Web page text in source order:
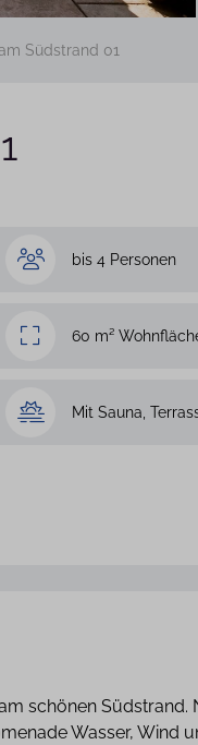
Südstrand 01
bis 4 Personen
60 m²
Mit Sauna,
schönen Südstrand.
Wasser, Wind